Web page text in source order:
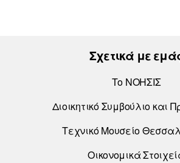
Σχετικά με
Το ΝΟΗΣΙΣ
Διοικητικό Συμβούλιο και
Τεχνικό Μουσείο
Οικονομικά